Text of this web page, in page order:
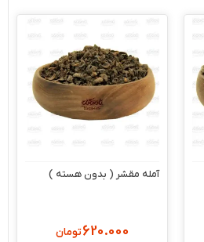
آمله مقشر ( بدون هسته )
620.000تومان